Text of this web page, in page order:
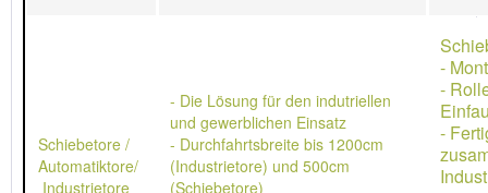
Schiebetore /
Automatiktore/
Industrietore
- Die Lösung für den indutriellen
und gewerblichen Einsatz
- Durchfahrtsbreite bis 1200cm
(Industrietore) und 500cm
(Schiebetore)
-
-
-